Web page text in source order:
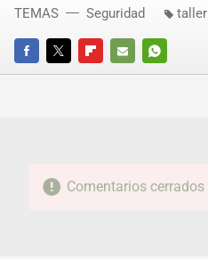
FACEBOOKTWITTERFLIPBOARD
E-
WHATSAPP
TEMAS Seguridad taller
Comentarios cerrados